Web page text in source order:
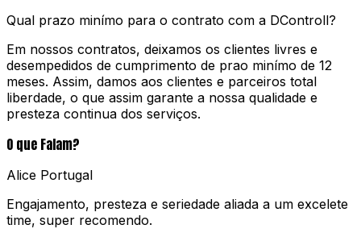
Qual prazo minímo para o contrato com a DControll?
Em nossos contratos, deixamos os clientes livres e
desempedidos de cumprimento de prao minímo de 12
meses. Assim, damos aos clientes e parceiros total
liberdade, o que assim garante a nossa qualidade e
presteza continua dos serviços.
O que Falam?
Alice Portugal
Engajamento, presteza e seriedade aliada a um excelete
time, super recomendo.